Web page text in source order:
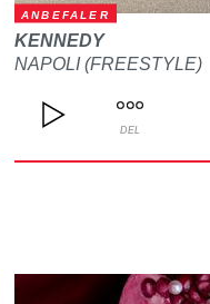
ANBEFALER
KENNEDY
NAPOLI (FREESTYLE)
DEL